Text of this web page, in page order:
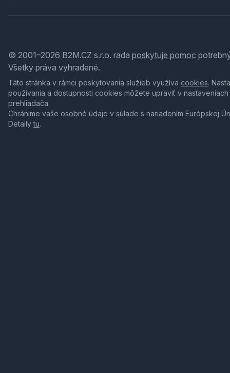
© 2001–2026 B2M.CZ s.r.o. rada poskytuje pomoc
Všetky práva vyhradené.
Táto stránka v rámci poskytovania služieb využíva cookies.
používania a dostupnosti cookies môžete upraviť v nastaveniach
prehliadača.
Chránime vaše osobné údaje v súlade s nariadením Európskej
Detailytu.